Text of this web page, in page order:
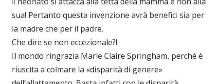
sua! Pertanto questa invenzione avrà benefici sia per
la madre che per il padre.
Che dire se non eccezionale?!
Il mondo ringrazia Marie Claire Springham, perché è
riuscita a colmare la «disparità di genere»